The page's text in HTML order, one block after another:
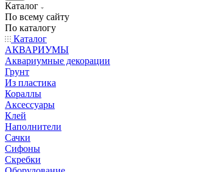
Каталог
По всему сайту
По каталогу
Каталог
АКВАРИУМЫ
Аквариумные декорации
Грунт
Из пластика
Кораллы
Аксессуары
Клей
Наполнители
Сачки
Сифоны
Скребки